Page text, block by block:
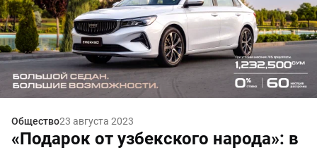
Общество23 августа 2023
«Подарок от узбекского народа»: в